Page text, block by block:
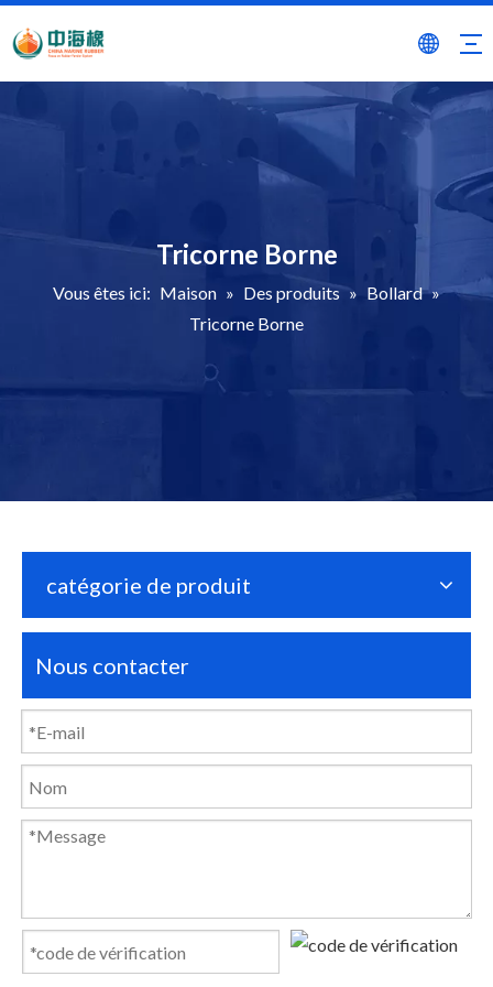
Tricorne Borne
Vous êtes ici: Maison » Des produits » Bollard »
Tricorne Borne
catégorie de produit
Nous contacter